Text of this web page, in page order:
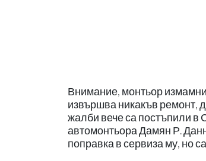
Внимание, монтьор
извършва никакъв ремонт,
жалби вече са постъпили в
автомонтьора Дамян Р.
поправка в сервиза му, но